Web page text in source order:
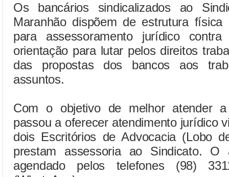
Os bancários sindicalizados ao
Maranhão dispõem de estrutura
para assessoramento jurídico
orientação para lutar pelos direitos
das propostas dos bancos aos
assuntos.
Com o objetivo de melhor atender
passou a oferecer atendimento jurídico
dois Escritórios de Advocacia (Lobo
prestam assessoria ao Sindicato. O
agendado pelos telefones (98)